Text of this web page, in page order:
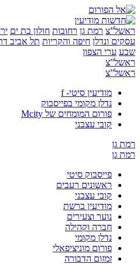
רמת גן רחובות חולון בת ים ירושלים
ונדלן חיפה והקריות תל אביבדרום
ערי הצפון
מודיעין סיטי- f
נדלן מקומי בפייסבוק
פורום המומחים של Mcity
קובי עצבני
פייסבוק סיטי
ראשונים רעבים
קובי עצבני
מודיעין ברשת
נוער וצעירים
חברה וקהילה
נדלן מקומי
פורום מוניציפאלי
זמזום הדבורה